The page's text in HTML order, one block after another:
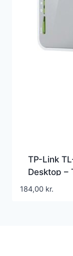
TP-Link
Desktop –
184,00 kr.